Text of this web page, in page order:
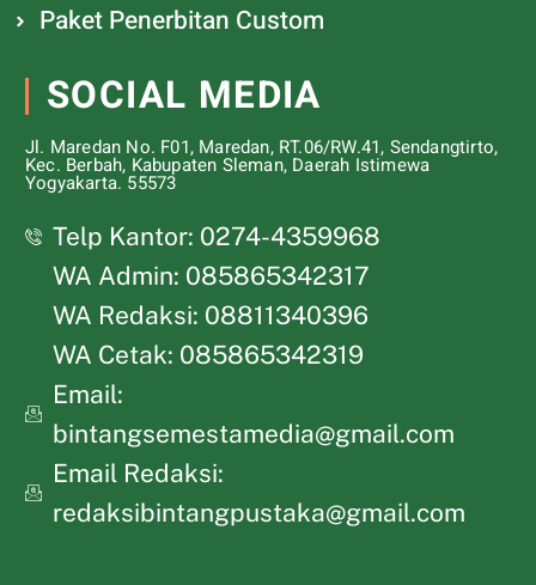
Paket Penerbitan Custom
SOCIAL MEDIA
Jl. Maredan No. F01, Maredan, RT.06/RW.41, Sendangtirto,
Kec. Berbah, Kabupaten Sleman, Daerah Istimewa
Yogyakarta. 55573
Telp Kantor: 0274-4359968
WA Admin: 085865342317
WA Redaksi: 08811340396
WA Cetak: 085865342319
Email:
bintangsemestamedia@gmail.com
Email Redaksi:
redaksibintangpustaka@gmail.com